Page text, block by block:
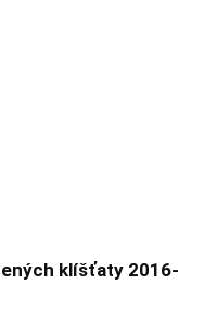
klíšťaty 2016-